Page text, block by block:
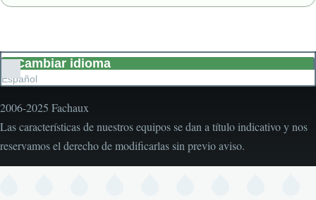
Cambiar idioma
Español
Lista
adicional
acciones
2006-2025 Fachaux
Las características de nuestros equipos se dan a título indicativo y nos
reservamos el derecho de modificarlas sin previo aviso.